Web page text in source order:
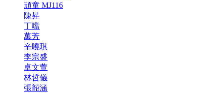
頑童 MJ116
陳昇
丁噹
萬芳
辛曉琪
李宗盛
卓文萱
林哲儀
張韶涵